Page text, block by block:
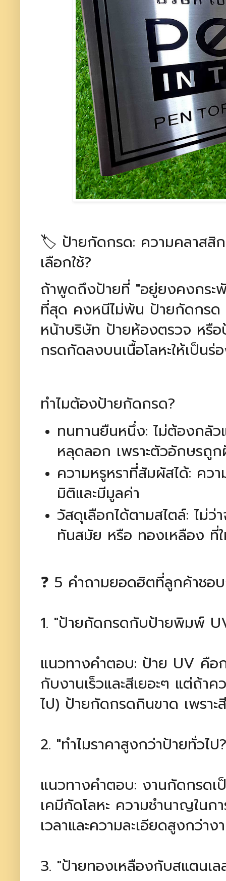
🏷️ ป้ายกัดกรด: ความคลาสสิก
เลือกใช้?
ถ้าพูดถึงป้ายที่ "อยู่ยงคงกระ
ที่สุด คงหนีไม่พ้น ป้ายกัดกรด
หน้าบริษัท ป้ายห้องตรวจ หรือ
กรดกัดลงบนเนื้อโลหะให้เป็น
ทำไมต้องป้ายกัดกรด?
ทนทานยืนหนึ่ง: ไม่ต้องกลั
หลุดลอก เพราะตัวอักษรถูก
ความหรูหราที่สัมผัสได้: คว
มิติและมีมูลค่า
วัสดุเลือกได้ตามสไตล์: ไม่
ทันสมัย หรือ ทองเหลือง ที่
❓ 5 คำถามยอดฮิตที่ลูกค้าชอ
1. "ป้ายกัดกรดกับป้ายพิมพ์
แนวทางคำตอบ: ป้าย UV คือ
กับงานเร็วและสีเยอะๆ แต่ถ้า
ไป) ป้ายกัดกรดกินขาด เพราะ
2. "ทำไมราคาสูงกว่าป้ายทั่วไป
แนวทางคำตอบ: งานกัดกรด
เคมีกัดโลหะ ความชำนาญในก
เวลาและความละเอียดสูงกว่
3. "ป้ายทองเหลืองกับสแตนเ